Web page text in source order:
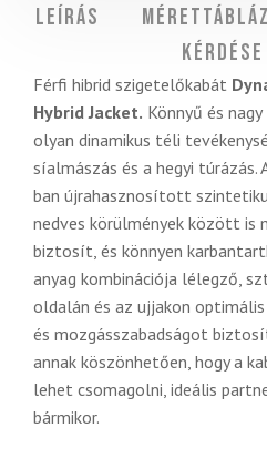
Leírás
Kérdése
Férfi hibrid szigetelőkabát
Hybrid Jacket. Könnyű és
olyan dinamikus téli
síalmászás és a hegyi túrázás.
ban újrahasznosított
nedves körülmények között is
biztosít, és könnyen
anyag kombinációja lélegző,
oldalán és az ujjakon
és mozgásszabadságot
annak köszönhetően, hogy a
lehet csomagolni, ideális
bármikor.